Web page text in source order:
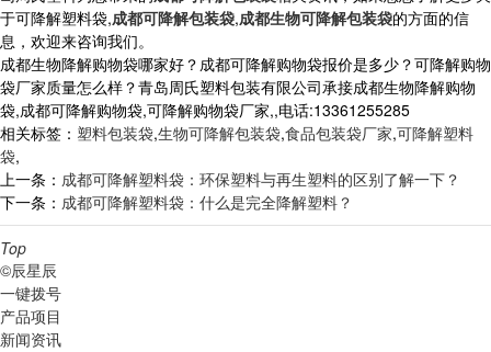
于可降解塑料袋,成都可降解包装袋,成都生物可降解包装袋的方面的信
息，欢迎来咨询我们。
成都生物降解购物袋哪家好？成都可降解购物袋报价是多少？可降解购物
袋厂家质量怎么样？青岛周氏塑料包装有限公司承接成都生物降解购物
袋,成都可降解购物袋,可降解购物袋厂家,,电话:13361255285
相关标签： 塑料包装袋,生物可降解包装袋,食品包装袋厂家,可降解塑料
袋,
上一条： 成都可降解塑料袋：环保塑料与再生塑料的区别了解一下？
下一条： 成都可降解塑料袋：什么是完全降解塑料？
Top
©辰星辰
一键拨号
产品项目
新闻资讯